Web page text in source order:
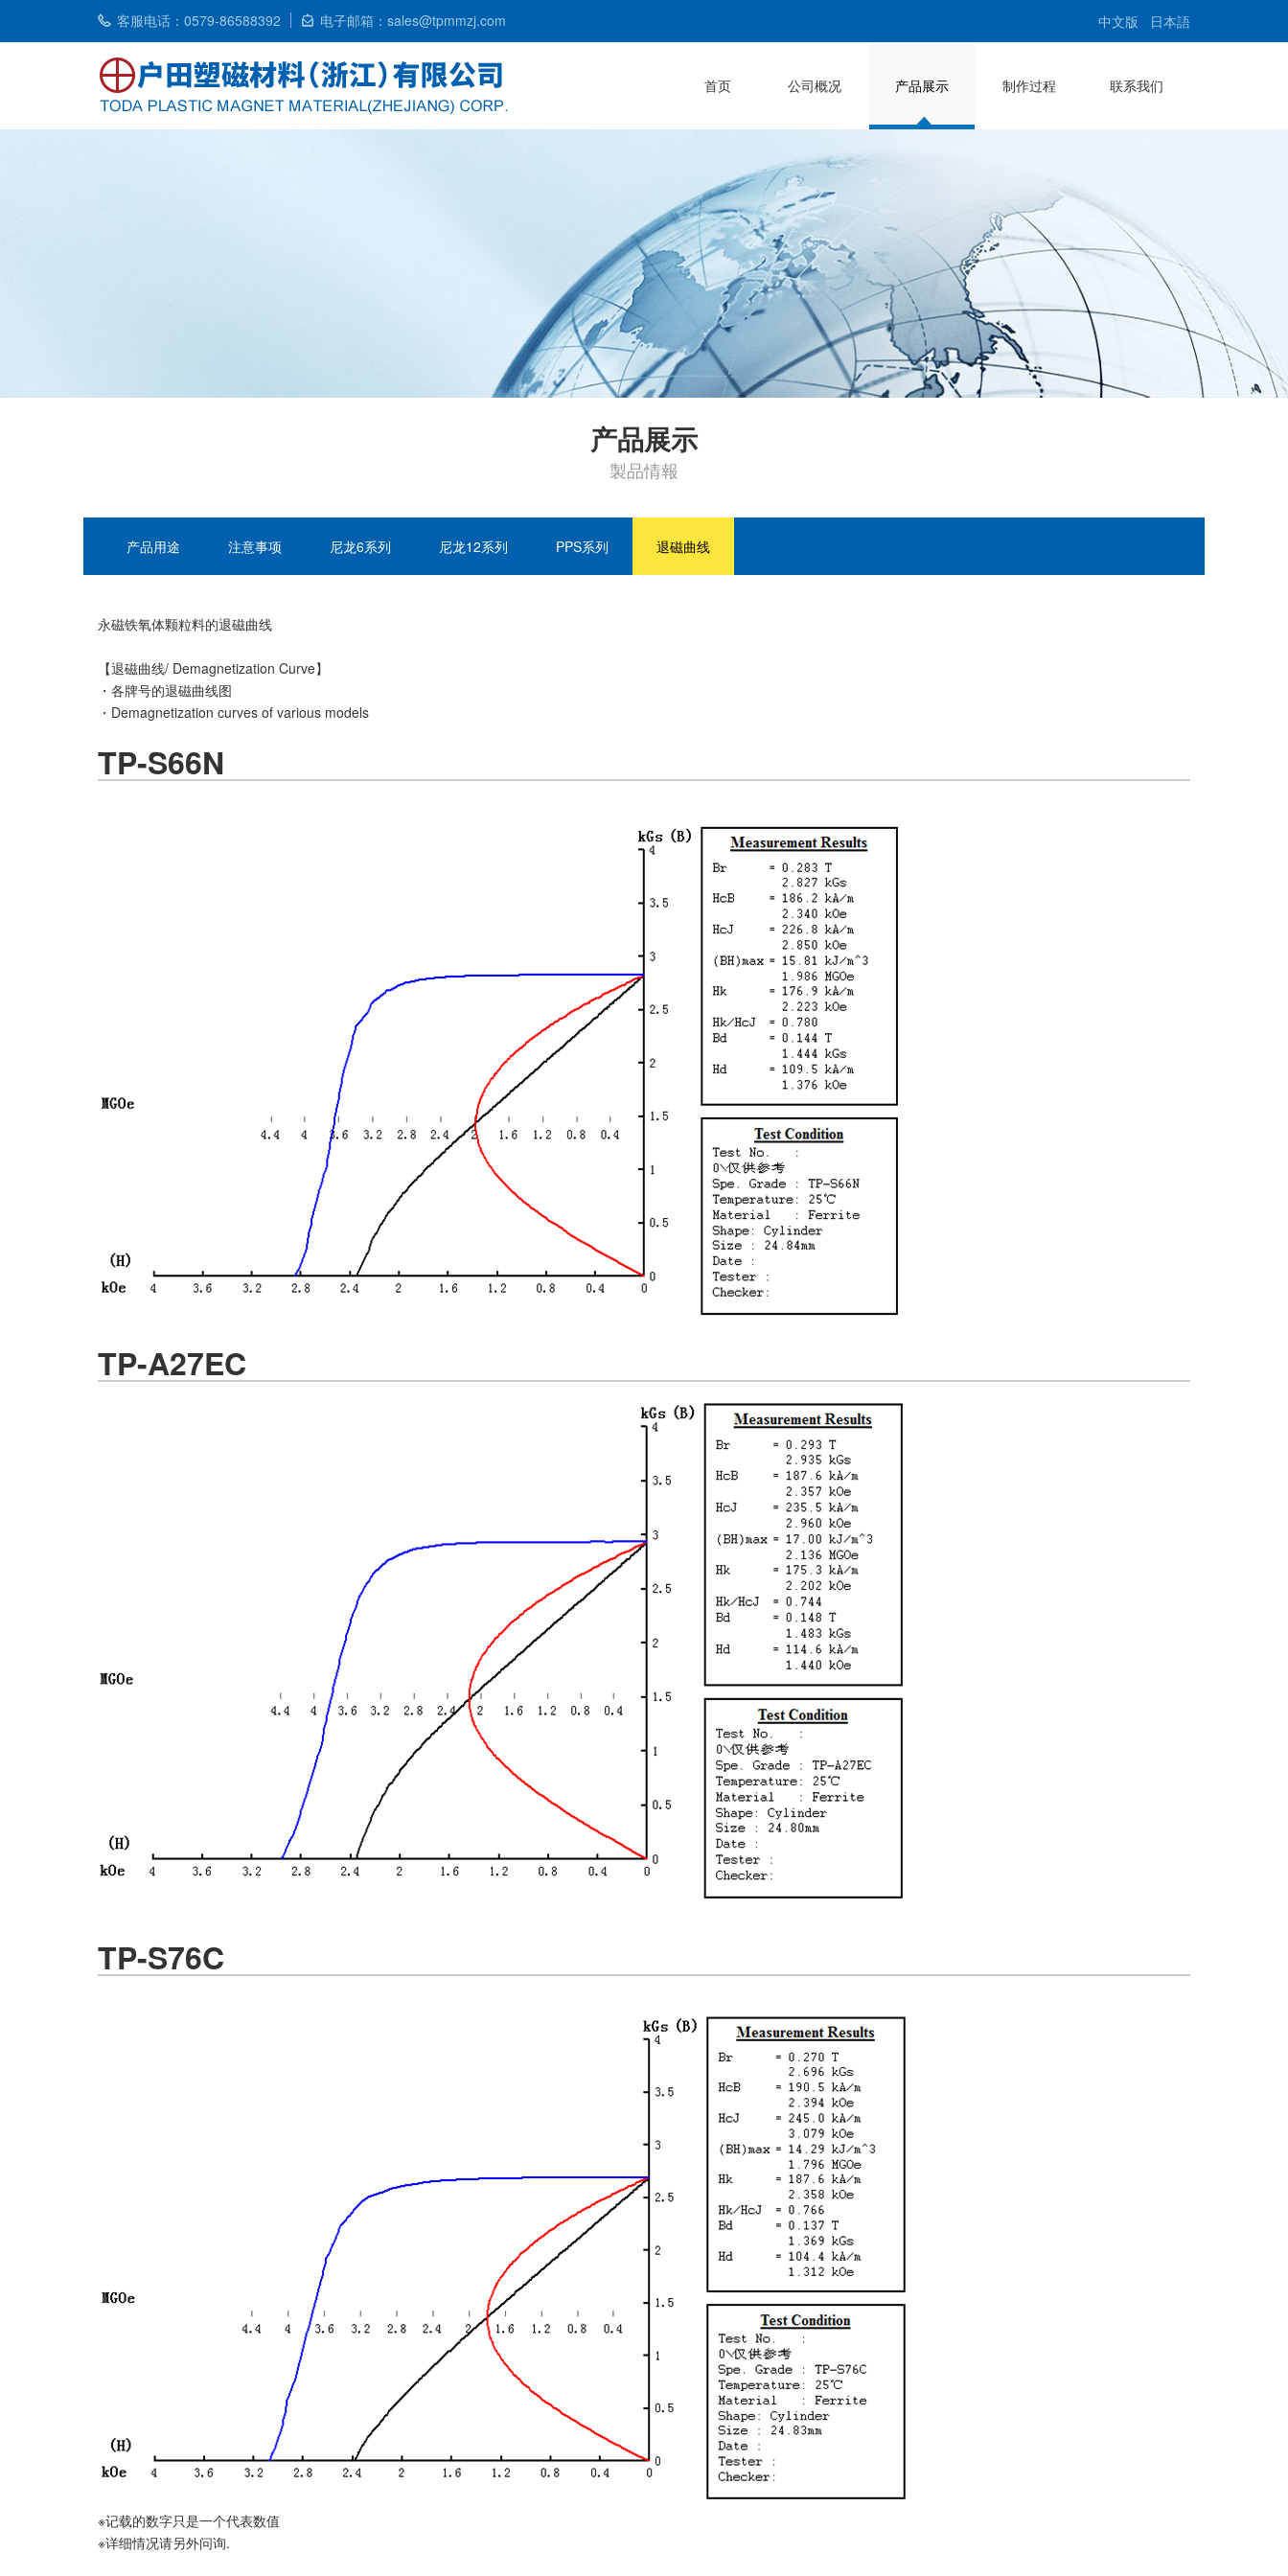
客服电话：0579-86588392 电子邮箱：sales@tpmmzj.com 中文版 日本語
首页 公司概况 产品展示 制作过程 联系我们
产品展示
製品情報
产品用途 注意事项 尼龙6系列 尼龙12系列 PPS系列 退磁曲线
永磁铁氧体颗粒料的退磁曲线
【退磁曲线/ Demagnetization Curve】
・各牌号的退磁曲线图
・Demagnetization curves of various models
TP-S66N
TP-A27EC
TP-S76C
※记载的数字只是一个代表数值
※详细情况请另外问询.